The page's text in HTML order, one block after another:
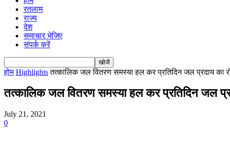
रतलाम
राज्य
देश
समाचार भेजिए
संपर्क करें
होम Highlights तत्कालिक जल वितरण समस्या हल कर प्रतिदिन जल प्रदाय का
तत्कालिक जल वितरण समस्या हल कर प्रतिदिन जल
July 21, 2021
0